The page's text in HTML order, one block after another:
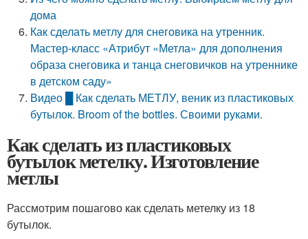
дома
Как сделать метлу для снеговика на утренник.
Мастер-класс «Атрибут «Метла» для дополнения
образа снеговика и танца снеговичков на утреннике
в детском саду»
Видео █ Как сделать МЕТЛУ, веник из пластиковых
бутылок. Broom of the bottles. Своими руками.
Как сделать из пластиковых
бутылок метелку. Изготовление
метлы
Рассмотрим пошагово как сделать метелку из 18
бутылок.